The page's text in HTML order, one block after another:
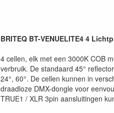
BRITEQ BT-VENUELITE4 4
4 cellen, elk met een 3000K COB
verbruik. De standaard 45°
24°, 60°. De cellen kunnen in
draadloze DMX-dongle voor
TRUE1 / XLR 3pin aansluitingen